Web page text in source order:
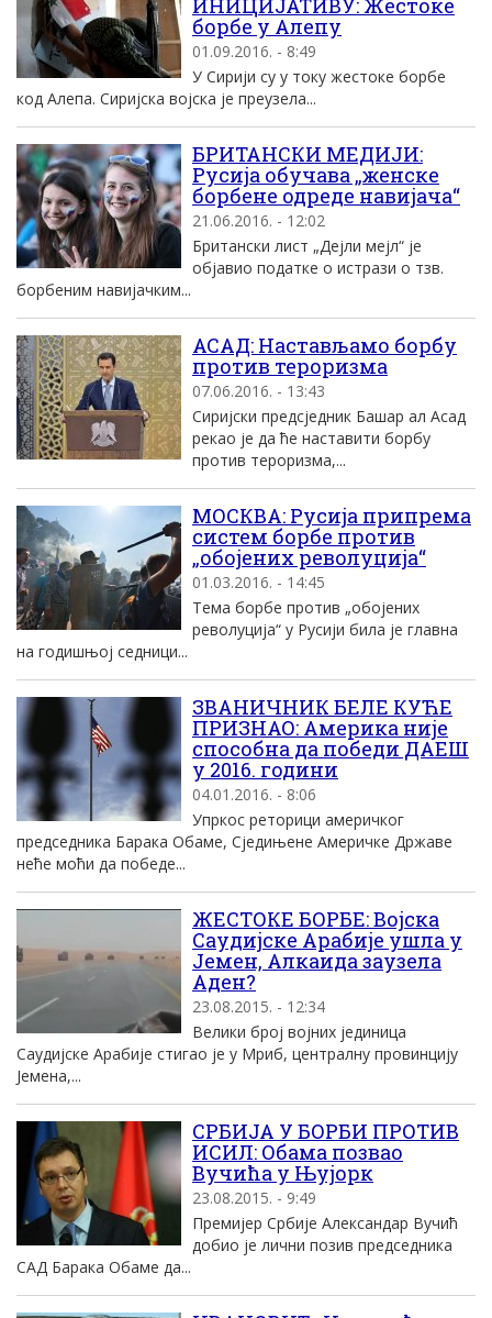
ИНИЦИЈАТИВУ: Жестоке
борбе у Алепу
01.09.2016. - 8:49
У Сирији су у току жестоке борбе
код Алепа. Сиријска војска је преузела...
БРИТАНСКИ МЕДИЈИ:
Русија обучава „женске
борбене одреде навијача“
21.06.2016. - 12:02
Британски лист „Дејли мејл“ је
објавио податке о истрази о тзв.
борбеним навијачким...
АСАД: Настављамо борбу
против тероризма
07.06.2016. - 13:43
Сиријски предсједник Башар ал Асад
рекао је да ће наставити борбу
против тероризма,...
МОСКВА: Русијa припрема
систем борбе против
„обојених револуција“
01.03.2016. - 14:45
Тема борбе против „обојених
револуција“ у Русији била је главна
на годишњој седници...
ЗВАНИЧНИК БЕЛЕ КУЋЕ
ПРИЗНАО: Америка није
способна да победи ДАЕШ
у 2016. години
04.01.2016. - 8:06
Упркос реторици америчког
председника Барака Обаме, Сједињене Америчке Државе
неће моћи да победе...
ЖЕСТОКЕ БОРБЕ: Војска
Саудијске Арабије ушла у
Јемен, Алкаида заузела
Аден?
23.08.2015. - 12:34
Велики број војних јединица
Саудијске Арабије стигао је у Мриб, централну провинцију
Јемена,...
СРБИЈА У БОРБИ ПРОТИВ
ИСИЛ: Обама позвао
Вучића у Њујорк
23.08.2015. - 9:49
Премијер Србије Александар Вучић
добио је лични позив председника
САД Барака Обаме да...